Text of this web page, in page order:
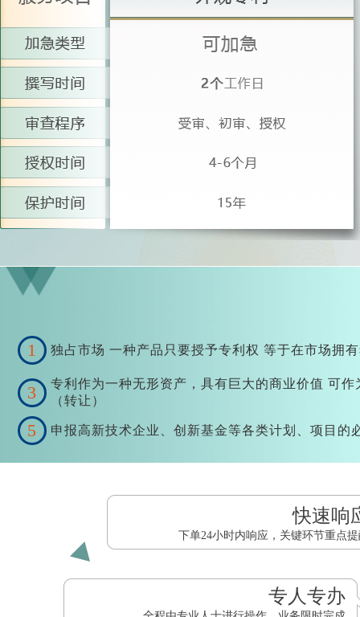
1 独占市场 一种产品只要授予专利权 等于在市场拥
3
专利作为一种无形资产，具有巨大的商业价值 可作
（转让）
5 申报高新技术企业、创新基金等各类计划、项目的
快速响
下单24小时内响应，关键环节重点
专人专办